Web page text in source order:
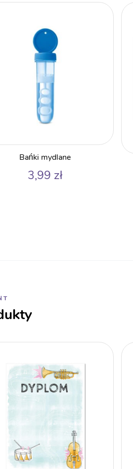
Bańki mydlane
3,99 zł